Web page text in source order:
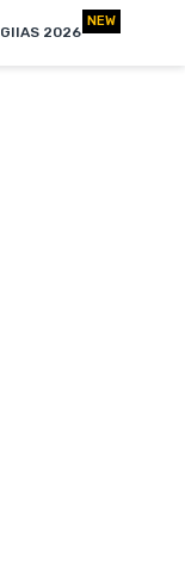
GIIAS 2026